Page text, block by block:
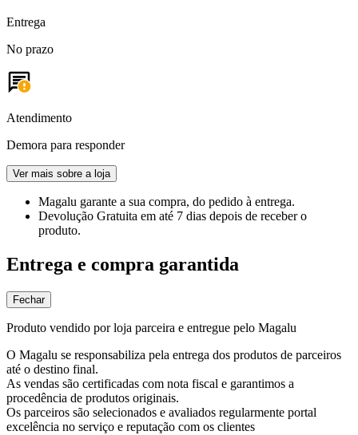
Entrega
No prazo
Atendimento
Demora para responder
Ver mais sobre a loja
Magalu garante a sua compra, do pedido à entrega.
Devolução Gratuita em até 7 dias depois de receber o
produto.
Entrega e compra garantida
Fechar
Produto vendido por loja parceira e entregue pelo Magalu
O Magalu se responsabiliza pela entrega dos produtos de parceiros
até o destino final.
As vendas são certificadas com nota fiscal e garantimos a
procedência de produtos originais.
Os parceiros são selecionados e avaliados regularmente portal
excelência no serviço e reputação com os clientes